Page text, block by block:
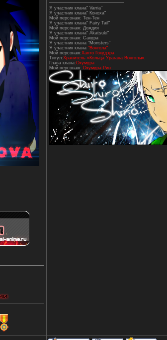
Я участник клана" Varria"
Я участник клана" Коноха"
Мой персонаж: Тен-Тен
Я участник клана" Fairy Tail"
Мой персонаж: Дождия
Я участник клана" Akatsuki"
Мой персонаж: Сакура
Я участник клана "Monsters"
Я участник клана "Вонгола"
Мой персонаж:Хаято Гокудэра
Титул:Хранитель «Кольца Урагана Вонголы».
Глава клана:Окумура
Мой персонаж: Окумура Рин